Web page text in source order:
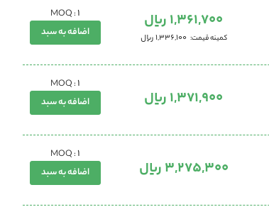
1,361,700 ریال
کمینه قیمت 1,336,100 ریال
MOQ : 1
اضافه به سبد
1,371,900 ریال
MOQ : 1
اضافه به سبد
3,275,300 ریال
MOQ : 1
اضافه به سبد